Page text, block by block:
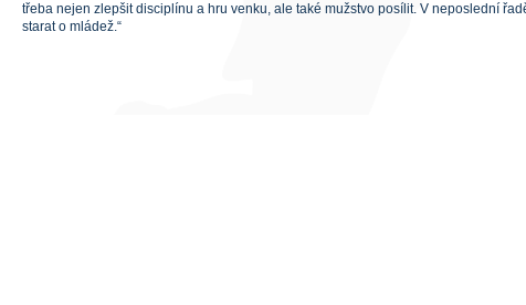
třeba nejen zlepšit disciplínu a hru venku, ale také mužstvo posílit. V neposlední
starat o mládež.“